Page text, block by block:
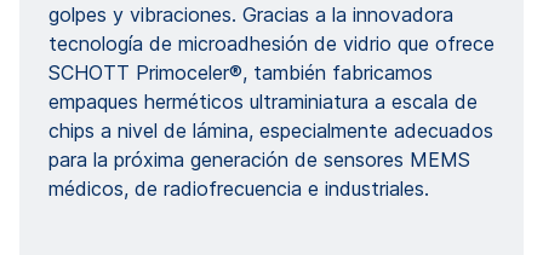
golpes y vibraciones. Gracias a la innovadora
tecnología de microadhesión de vidrio que ofrece
SCHOTT Primoceler®, también fabricamos
empaques herméticos ultraminiatura a escala de
chips a nivel de lámina, especialmente adecuados
para la próxima generación de sensores MEMS
médicos, de radiofrecuencia e industriales.